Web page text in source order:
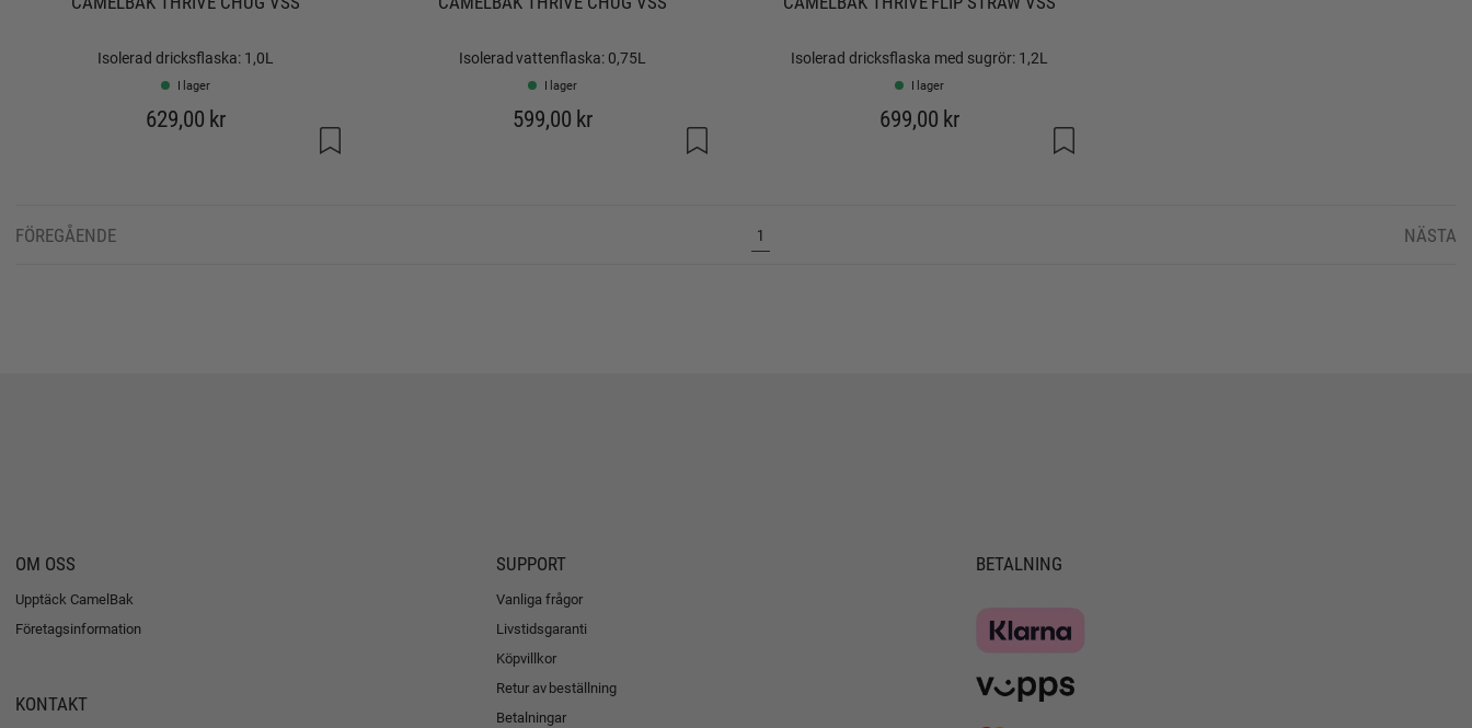
Isolerad dricksflaska: 1,0L
I lager
629,00 kr
Isolerad vattenflaska: 0,75L
I lager
599,00 kr
Isolerad dricksflaska med sugrör: 1,2L
I lager
699,00 kr
FÖREGÅENDE 1 NÄSTA
OM OSS
Upptäck CamelBak
Företagsinformation
KONTAKT
SUPPORT
Vanliga frågor
Livstidsgaranti
Köpvillkor
Retur av beställning
Betalningar
BETALNING